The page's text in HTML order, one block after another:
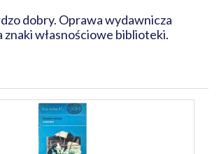
dobry. Oprawa wydawnicza
znaki własnościowe biblioteki.